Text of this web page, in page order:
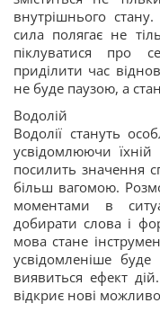
внутрішнього
сила полягає не
піклуватися про
приділити час
не буде паузою, а
Водолій
Водолії стануть
усвідомлюючи
посилить значення
більш вагомою.
моментами в
добирати слова і
мова стане
усвідомленіше
виявиться ефект
відкриє нові